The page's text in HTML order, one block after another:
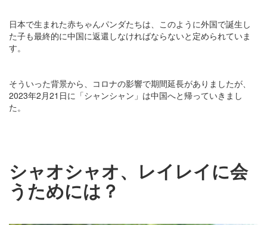
日本で生まれた赤ちゃんパンダたちは、このように外国で誕生し
た子も最終的に中国に返還しなければならないと定められていま
す。
そういった背景から、コロナの影響で期間延長がありましたが、
2023年2月21日に「シャンシャン」は中国へと帰っていきまし
た。
シャオシャオ、レイレイに会
うためには？